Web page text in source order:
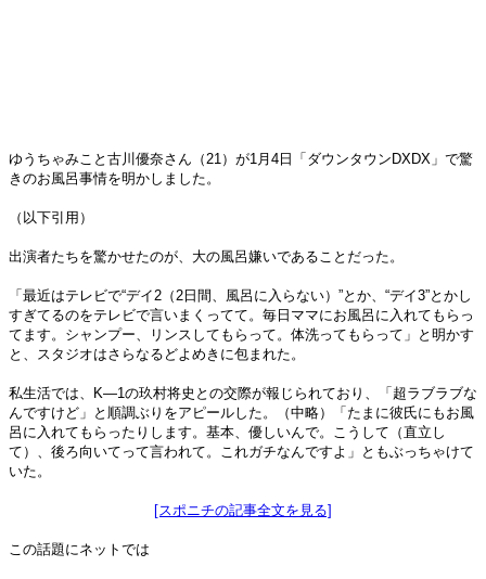
ゆうちゃみこと古川優奈さん（21）が1月4日「ダウンタウンDXDX」で驚
きのお風呂事情を明かしました。
（以下引用）
出演者たちを驚かせたのが、大の風呂嫌いであることだった。
「最近はテレビで“デイ2（2日間、風呂に入らない）”とか、“デイ3”とかし
すぎてるのをテレビで言いまくってて。毎日ママにお風呂に入れてもらっ
てます。シャンプー、リンスしてもらって。体洗ってもらって」と明かす
と、スタジオはさらなるどよめきに包まれた。
私生活では、K―1の玖村将史との交際が報じられており、「超ラブラブな
んですけど」と順調ぶりをアピールした。（中略）「たまに彼氏にもお風
呂に入れてもらったりします。基本、優しいんで。こうして（直立し
て）、後ろ向いてって言われて。これガチなんですよ」ともぶっちゃけて
いた。
[スポニチの記事全文を見る]
この話題にネットでは